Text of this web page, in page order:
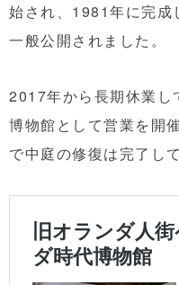
始され、1981年に完成
一般公開されました。
2017年から長期休業し
博物館として営業を開
で中庭の修復は完了し